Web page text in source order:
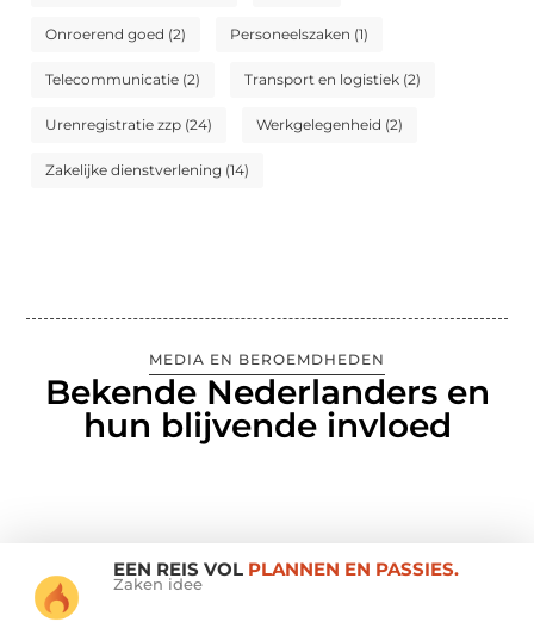
Onroerend goed (2) Personeelszaken (1)
Telecommunicatie (2) Transport en logistiek (2)
Urenregistratie zzp (24) Werkgelegenheid (2)
Zakelijke dienstverlening (14)
MEDIA EN BEROEMDHEDEN
Bekende Nederlanders en
hun blijvende invloed
EEN REIS VOL PLANNEN EN PASSIES.
Zaken idee